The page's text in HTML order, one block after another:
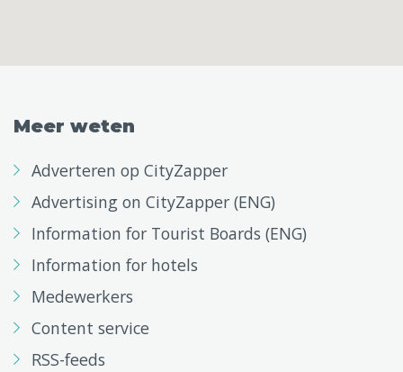
Meer weten
Adverteren op CityZapper
Advertising on CityZapper (ENG)
Information for Tourist Boards (ENG)
Information for hotels
Medewerkers
Content service
RSS-feeds